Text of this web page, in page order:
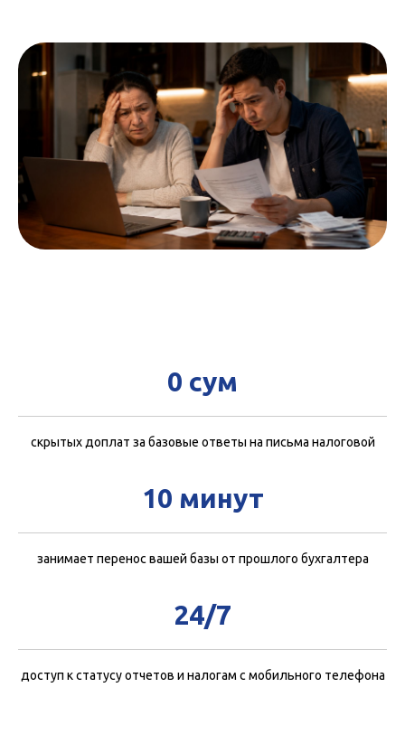
0 сум
скрытых доплат за базовые ответы на письма налоговой
10 минут
занимает перенос вашей базы от прошлого бухгалтера
24/7
доступ к статусу отчетов и налогам с мобильного телефона